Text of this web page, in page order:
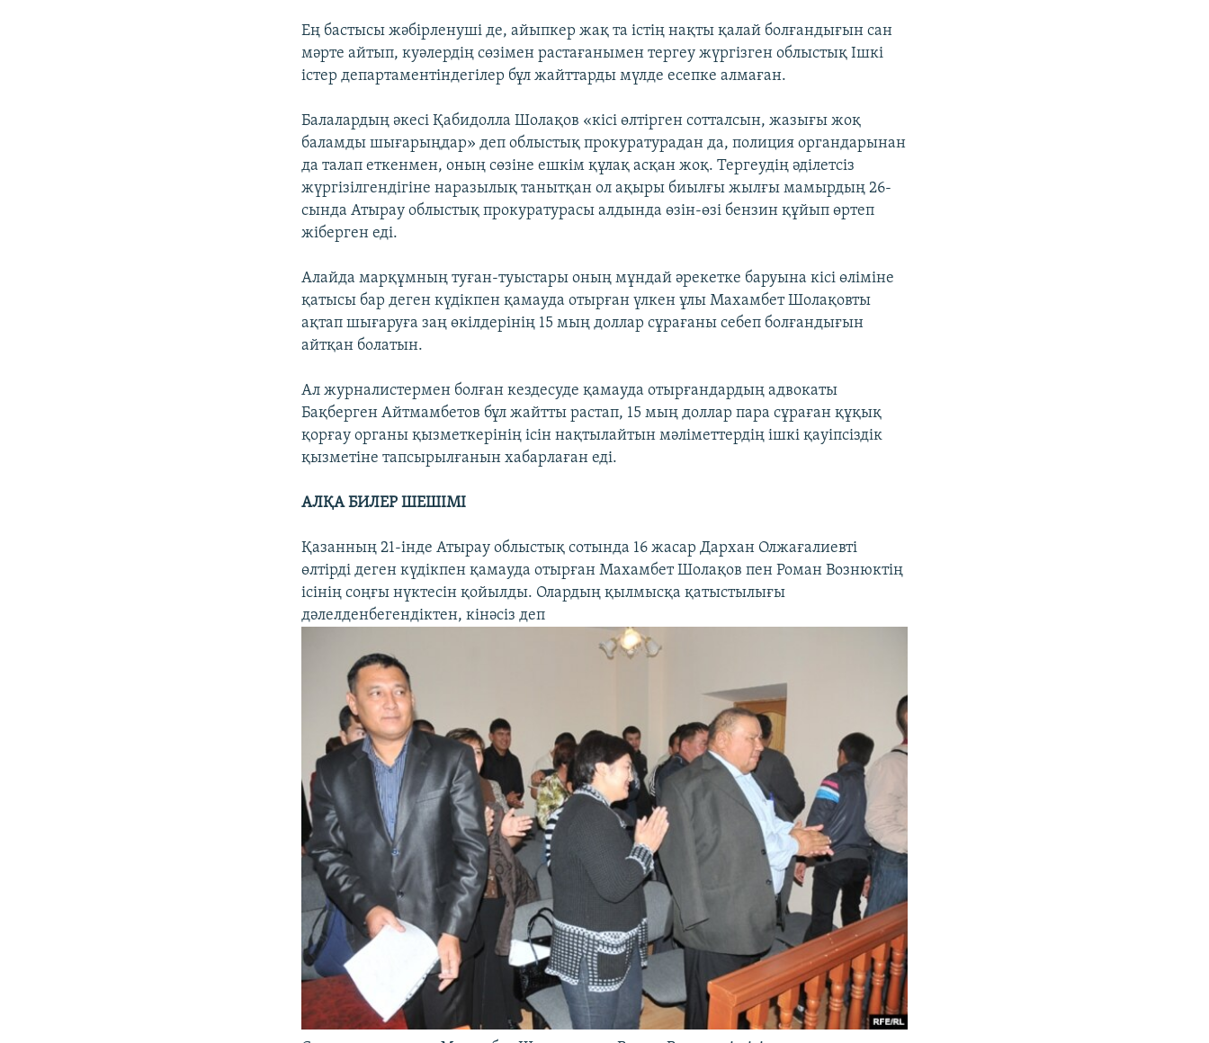
Ең бастысы жәбірленуші де, айыпкер жақ та істің нақты қалай болғандығын сан
мәрте айтып, куәлердің сөзімен растағанымен тергеу жүргізген облыстық Ішкі
істер департаментіндегілер бұл жайттарды мүлде есепке алмаған.
Балалардың әкесі Қабидолла Шолақов «кісі өлтірген сотталсын, жазығы жоқ
баламды шығарыңдар» деп облыстық прокуратурадан да, полиция органдарынан
да талап еткенмен, оның сөзіне ешкім құлақ асқан жоқ. Тергеудің әділетсіз
жүргізілгендігіне наразылық танытқан ол ақыры биылғы жылғы мамырдың 26-
сында Атырау облыстық прокуратурасы алдында өзін-өзі бензин құйып өртеп
жіберген еді.
Алайда марқұмның туған-туыстары оның мұндай әрекетке баруына кісі өліміне
қатысы бар деген күдікпен қамауда отырған үлкен ұлы Махамбет Шолақовты
ақтап шығаруға заң өкілдерінің 15 мың доллар сұрағаны себеп болғандығын
айтқан болатын.
Ал журналистермен болған кездесуде қамауда отырғандардың адвокаты
Бақберген Айтмамбетов бұл жайтты растап, 15 мың доллар пара сұраған құқық
қорғау органы қызметкерінің ісін нақтылайтын мәліметтердің ішкі қауіпсіздік
қызметіне тапсырылғанын хабарлаған еді.
АЛҚА БИЛЕР ШЕШІМІ
Қазанның 21-інде Атырау облыстық сотында 16 жасар Дархан Олжағалиевті
өлтірді деген күдікпен қамауда отырған Махамбет Шолақов пен Роман Вознюктің
ісінің соңғы нүктесін қойылды. Олардың қылмысқа қатыстылығы
дәлелденбегендіктен, кінәсіз деп